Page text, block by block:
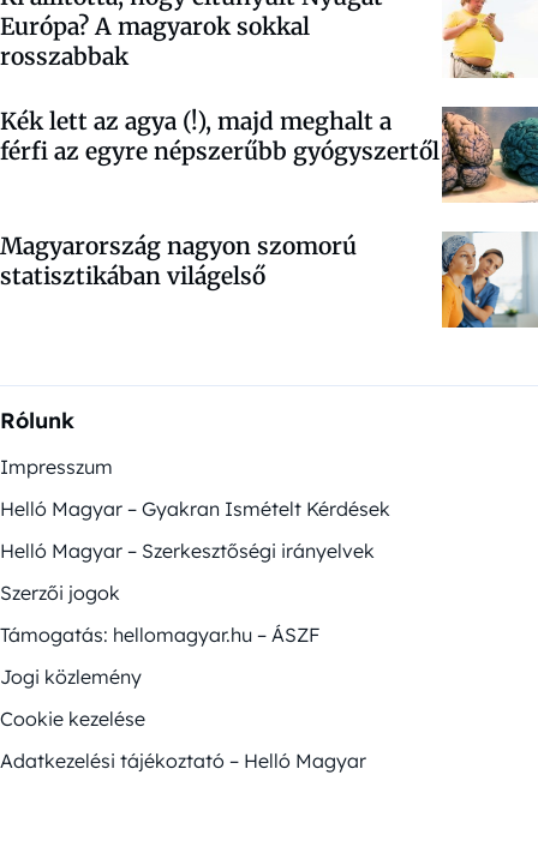
Európa? A magyarok sokkal
rosszabbak
Kék lett az agya (!), majd meghalt a
férfi az egyre népszerűbb gyógyszertől
Magyarország nagyon szomorú
statisztikában világelső
Rólunk
Impresszum
Helló Magyar – Gyakran Ismételt Kérdések
Helló Magyar – Szerkesztőségi irányelvek
Szerzői jogok
Támogatás: hellomagyar.hu – ÁSZF
Jogi közlemény
Cookie kezelése
Adatkezelési tájékoztató – Helló Magyar